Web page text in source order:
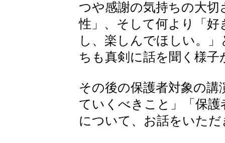
つや感謝の気持ちの大
性」、そして何より「
し、楽しんでほしい。
ちも真剣に話を聞く様
その後の保護者対象の
ていくべきこと」「保
について、お話をいた